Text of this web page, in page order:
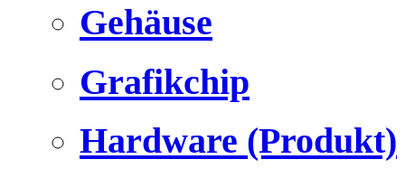
Gehäuse
Grafikchip
Hardware (Produkt)